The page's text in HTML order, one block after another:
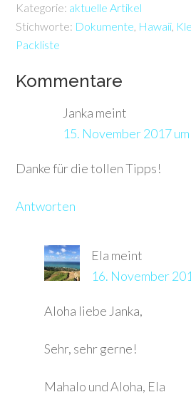
Kategorie: aktuelle Artikel
Stichworte: Dokumente Hawaii
Packliste
Kommentare
Janka meint
15. November 2017
Danke für die tollen Tipps!
Antworten
Ela meint
16. November
Aloha liebe Janka,
Sehr, sehr gerne!
Mahalo und Aloha, Ela